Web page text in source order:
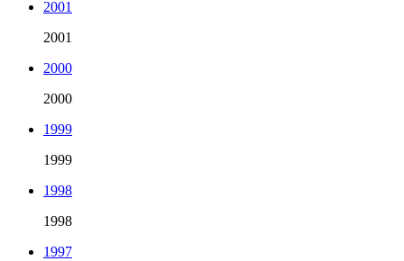
2001
2001
2000
2000
1999
1999
1998
1998
1997